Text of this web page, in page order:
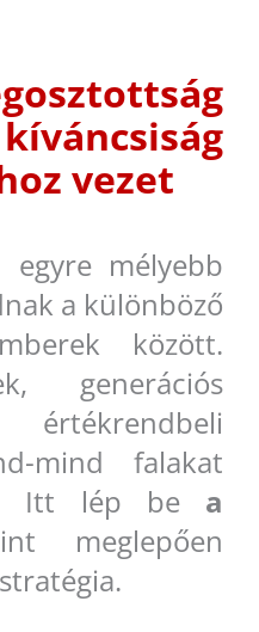
vezet
egyre mélyebb
a különböző
között.
generációs
mind falakat
Itt lép be a
meglepően